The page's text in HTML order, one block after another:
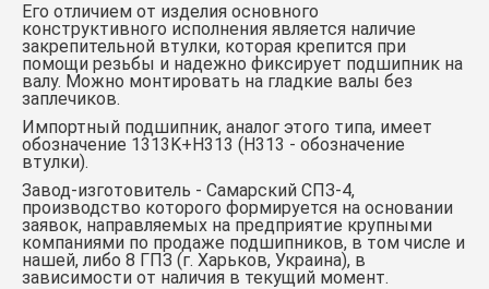
Его отличием от изделия основного
конструктивного исполнения является наличие
закрепительной втулки, которая крепится при
помощи резьбы и надежно фиксирует подшипник на
валу. Можно монтировать на гладкие валы без
заплечиков.
Импортный подшипник, аналог этого типа, имеет
обозначение 1313K+Н313 (Н313 - обозначение
втулки).
Завод-изготовитель - Самарский СПЗ-4,
производство которого формируется на основании
заявок, направляемых на предприятие крупными
компаниями по продаже подшипников, в том числе и
нашей, либо 8 ГПЗ (г. Харьков, Украина), в
зависимости от наличия в текущий момент.